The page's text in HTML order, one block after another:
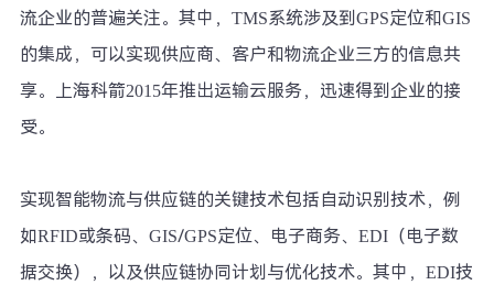
流企业的普遍关注。其中，TMS系统涉及到GPS定位和GIS
的集成，可以实现供应商、客户和物流企业三方的信息共
享。上海科箭2015年推出运输云服务，迅速得到企业的接
受。
实现智能物流与供应链的关键技术包括自动识别技术，例
如RFID或条码、GIS/GPS定位、电子商务、EDI（电子数
据交换），以及供应链协同计划与优化技术。其中，EDI技